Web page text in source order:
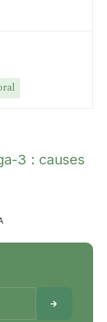
3 : causes